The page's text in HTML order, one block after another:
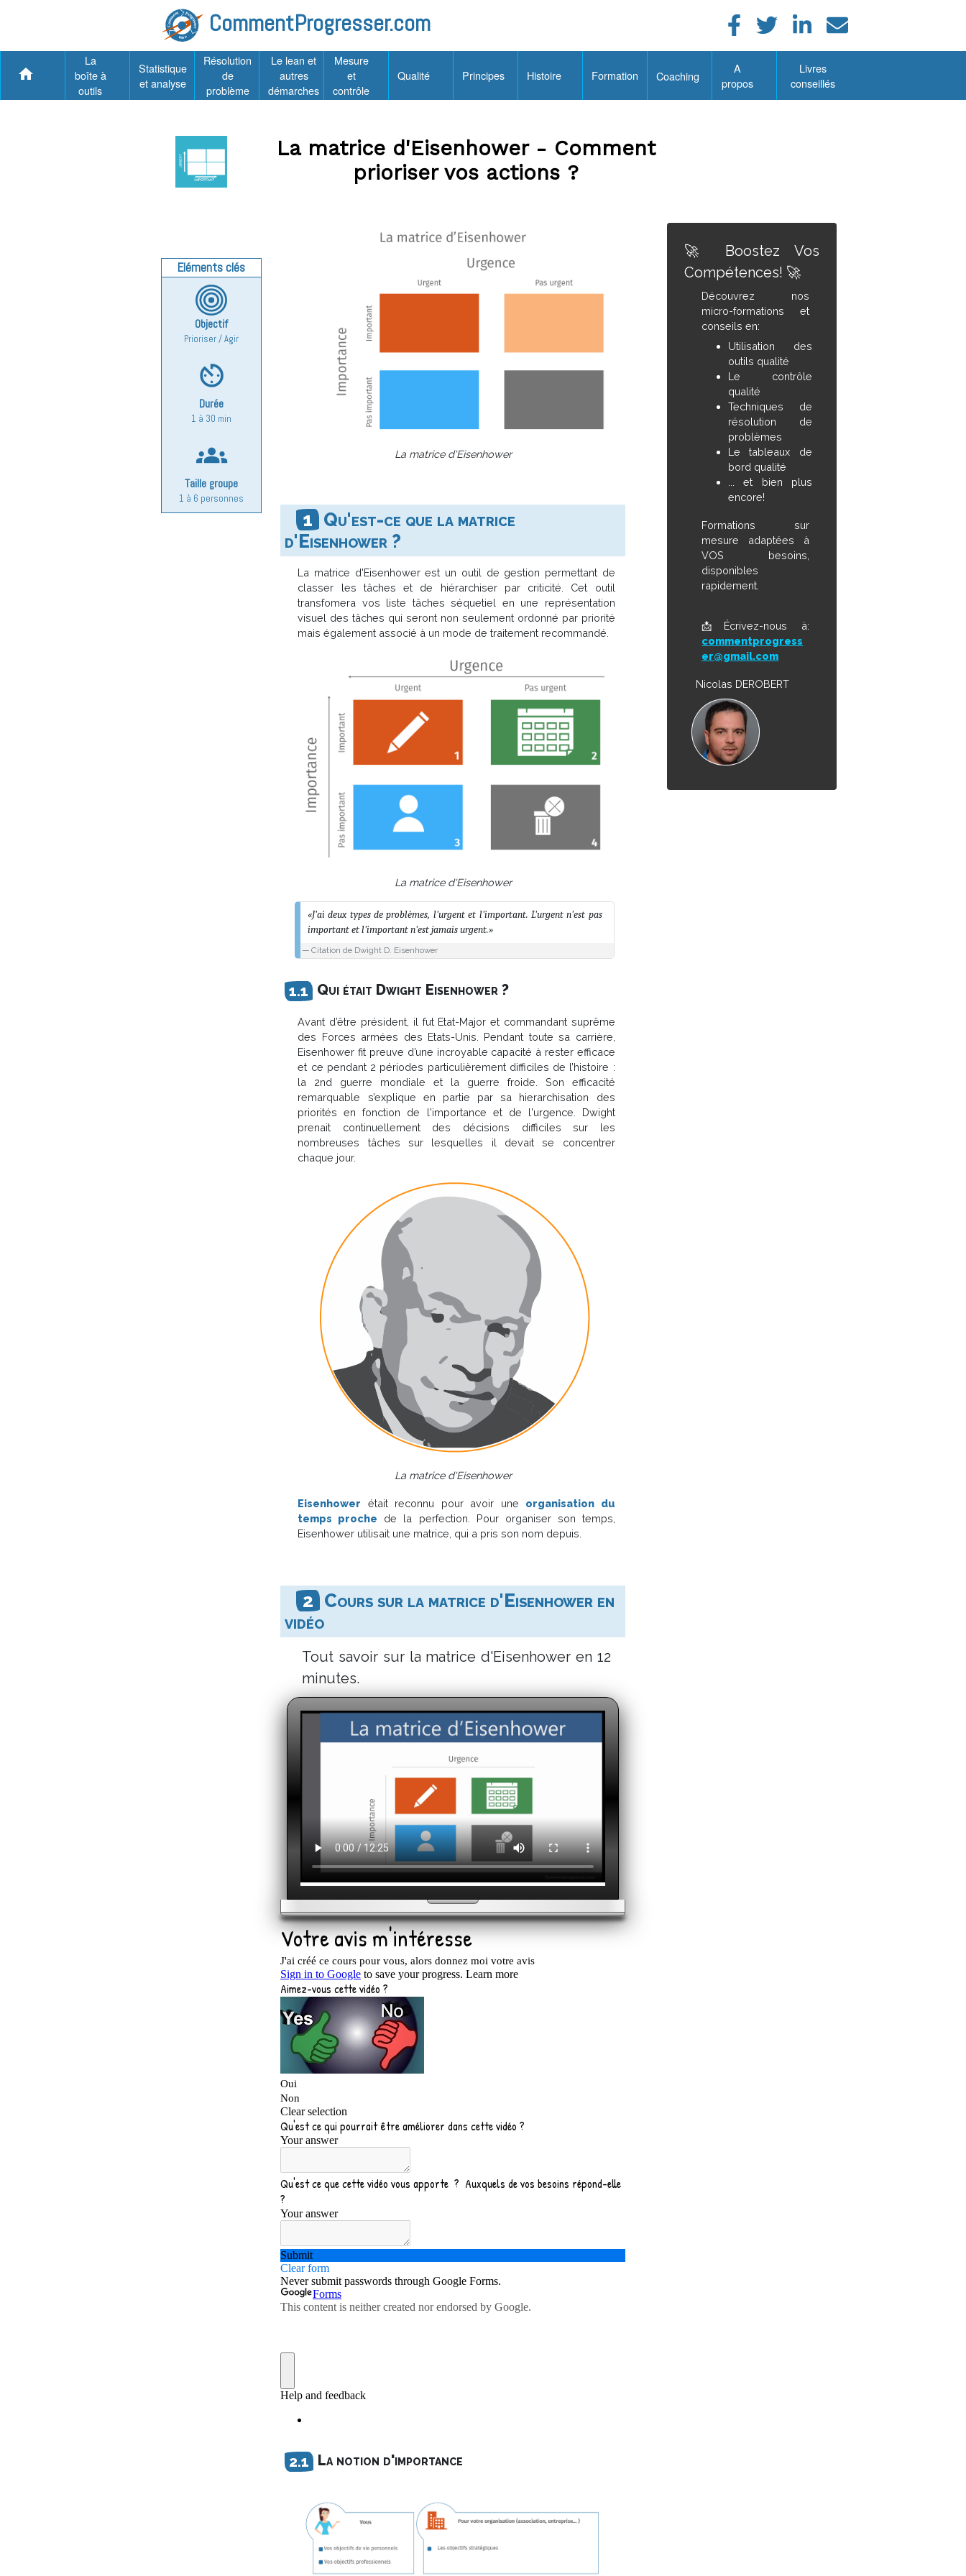
CommentProgresser.com
home
La
boîte à
outils
Statistique
et analyse
Résolution
de
problème
Le lean et
autres
démarches
Mesure
et
contrôle
Qualité Principes Histoire Formation Coaching
A
propos
Livres
conseillés
La matrice d'Eisenhower - Comment
prioriser vos actions ?
Eléments clés
Objectif
Prioriser / Agir
av_timer
Durée
1 à 30 min
groups
Taille groupe
1 à 6 personnes
La matrice d'Eisenhower
Qu'est-ce que la matrice
d'Eisenhower ?
La matrice d'Eisenhower est un outil de gestion permettant de
classer les tâches et de hiérarchiser par criticité. Cet outil
transfomera vos liste tâches séquetiel en une représentation
visuel des tâches qui seront non seulement ordonné par priorité
mais également associé à un mode de traitement recommandé.
La matrice d'Eisenhower
«J'ai deux types de problèmes, l'urgent et l'important. L'urgent n'est pas
important et l'important n'est jamais urgent.»
Citation de Dwight D. Eisenhower
Qui était Dwight Eisenhower ?
Avant d’être président, il fut Etat-Major et commandant suprême
des Forces armées des Etats-Unis. Pendant toute sa carrière,
Eisenhower fit preuve d’une incroyable capacité à rester efficace
et ce pendant 2 périodes particulièrement difficiles de l’histoire :
la 2nd guerre mondiale et la guerre froide. Son efficacité
remarquable s’explique en partie par sa hierarchisation des
priorités en fonction de l'importance et de l'urgence. Dwight
prenait continuellement des décisions difficiles sur les
nombreuses tâches sur lesquelles il devait se concentrer
chaque jour.
La matrice d'Eisenhower
Eisenhower était reconnu pour avoir une organisation du
temps proche de la perfection. Pour organiser son temps,
Eisenhower utilisait une matrice, qui a pris son nom depuis.
Cours sur la matrice d'Eisenhower en
vidéo
Tout savoir sur la matrice d'Eisenhower en 12
minutes.
La notion d'importance
🚀 Boostez Vos
Compétences! 🚀
Découvrez nos
micro-formations et
conseils en:
Utilisation des
outils qualité
Le contrôle
qualité
Techniques de
résolution de
problèmes
Le tableaux de
bord qualité
... et bien plus
encore!
Formations sur
mesure adaptées à
VOS besoins,
disponibles
rapidement.
📩Écrivez-nous à:
commentprogress
er@gmail.com
Nicolas DEROBERT